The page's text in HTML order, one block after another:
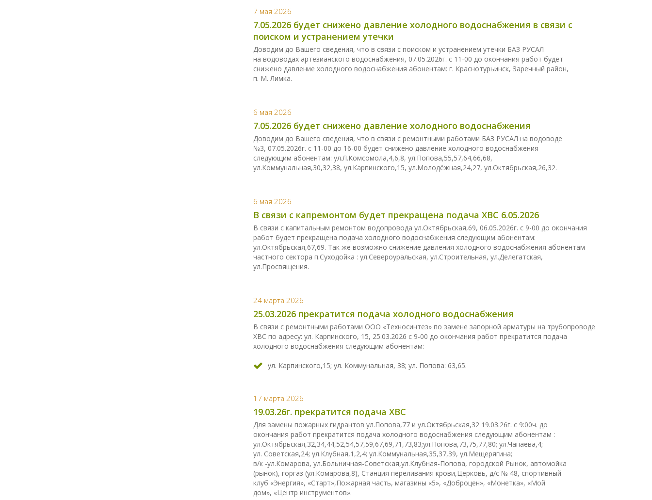
7 мая 2026
7.05.2026 будет снижено давление холодного водоснабжения в связи с
поиском и устранением утечки
Доводим до Вашего сведения, что в связи с поиском и устранением утечки БАЗ РУСАЛ
на водоводах артезианского водоснабжения, 07.05.2026г. с 11-00 до окончания работ будет
снижено давление холодного водоснабжения абонентам: г. Краснотурьинск, Заречный район,
п. М. Лимка.
6 мая 2026
7.05.2026 будет снижено давление холодного водоснабжения
Доводим до Вашего сведения, что в связи с ремонтными работами БАЗ РУСАЛ на водоводе
№3, 07.05.2026г. с 11-00 до 16-00 будет снижено давление холодного водоснабжения
следующим абонентам: ул.Л.Комсомола,4,6,8, ул.Попова,55,57,64,66,68,
ул.Коммунальная,30,32,38, ул.Карпинского,15, ул.Молодёжная,24,27, ул.Октябрьская,26,32.
6 мая 2026
В связи с капремонтом будет прекращена подача ХВС 6.05.2026
В связи с капитальным ремонтом водопровода ул.Октябрьская,69, 06.05.2026г. с 9-00 до окончания
работ будет прекращена подача холодного водоснабжения следующим абонентам:
ул.Октябрьская,67,69. Так же возможно снижение давления холодного водоснабжения абонентам
частного сектора п.Суходойка : ул.Североуральская, ул.Строительная, ул.Делегатская,
ул.Просвящения.
24 марта 2026
25.03.2026 прекратится подача холодного водоснабжения
В связи с ремонтными работами ООО «Техносинтез» по замене запорной арматуры на трубопроводе
ХВС по адресу: ул. Карпинского, 15, 25.03.2026 с 9-00 до окончания работ прекратится подача
холодного водоснабжения следующим абонентам:
ул. Карпинского,15; ул. Коммунальная, 38; ул. Попова: 63,65.
17 марта 2026
19.03.26г. прекратится подача ХВС
Для замены пожарных гидрантов ул.Попова,77 и ул.Октябрьская,32 19.03.26г. с 9:00ч. до
окончания работ прекратится подача холодного водоснабжения следующим абонентам :
ул.Октябрьская,32,34,44,52,54,57,59,67,69,71,73,83;ул.Попова,73,75,77,80; ул.Чапаева,4;
ул. Советская,24; ул.Клубная,1,2,4; ул.Коммунальная,35,37,39, ул.Мещерягина;
в/к -ул.Комарова, ул.Больничная-Советская,ул.Клубная-Попова, городской Рынок, автомойка
(рынок), горгаз (ул.Комарова,8), Станция переливания крови,Церковь, д/с № 48, спортивный
клуб «Энергия», «Старт»,Пожарная часть, магазины «5», «Доброцен», «Монетка», «Мой
дом», «Центр инструментов».